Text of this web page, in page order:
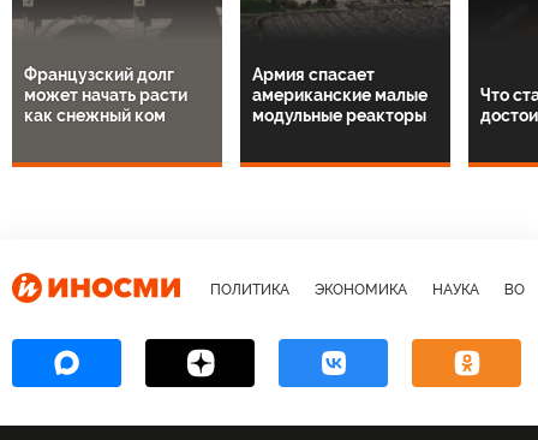
Французский долг
может начать расти
как снежный ком
Армия спасает
американские малые
модульные реакторы
Что
ПОЛИТИКА ЭКОНОМИКА НАУКА